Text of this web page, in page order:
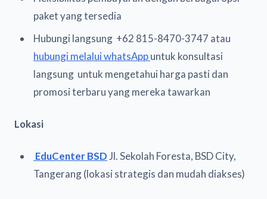
paket yang tersedia
Hubungi langsung +62 815-8470-3747 atau
hubungi melalui whatsAppuntuk konsultasi
langsung untuk mengetahui harga pasti dan
promosi terbaru yang mereka tawarkan
Lokasi
EduCenter BSDJl. Sekolah Foresta, BSD City,
Tangerang (lokasi strategis dan mudah diakses)